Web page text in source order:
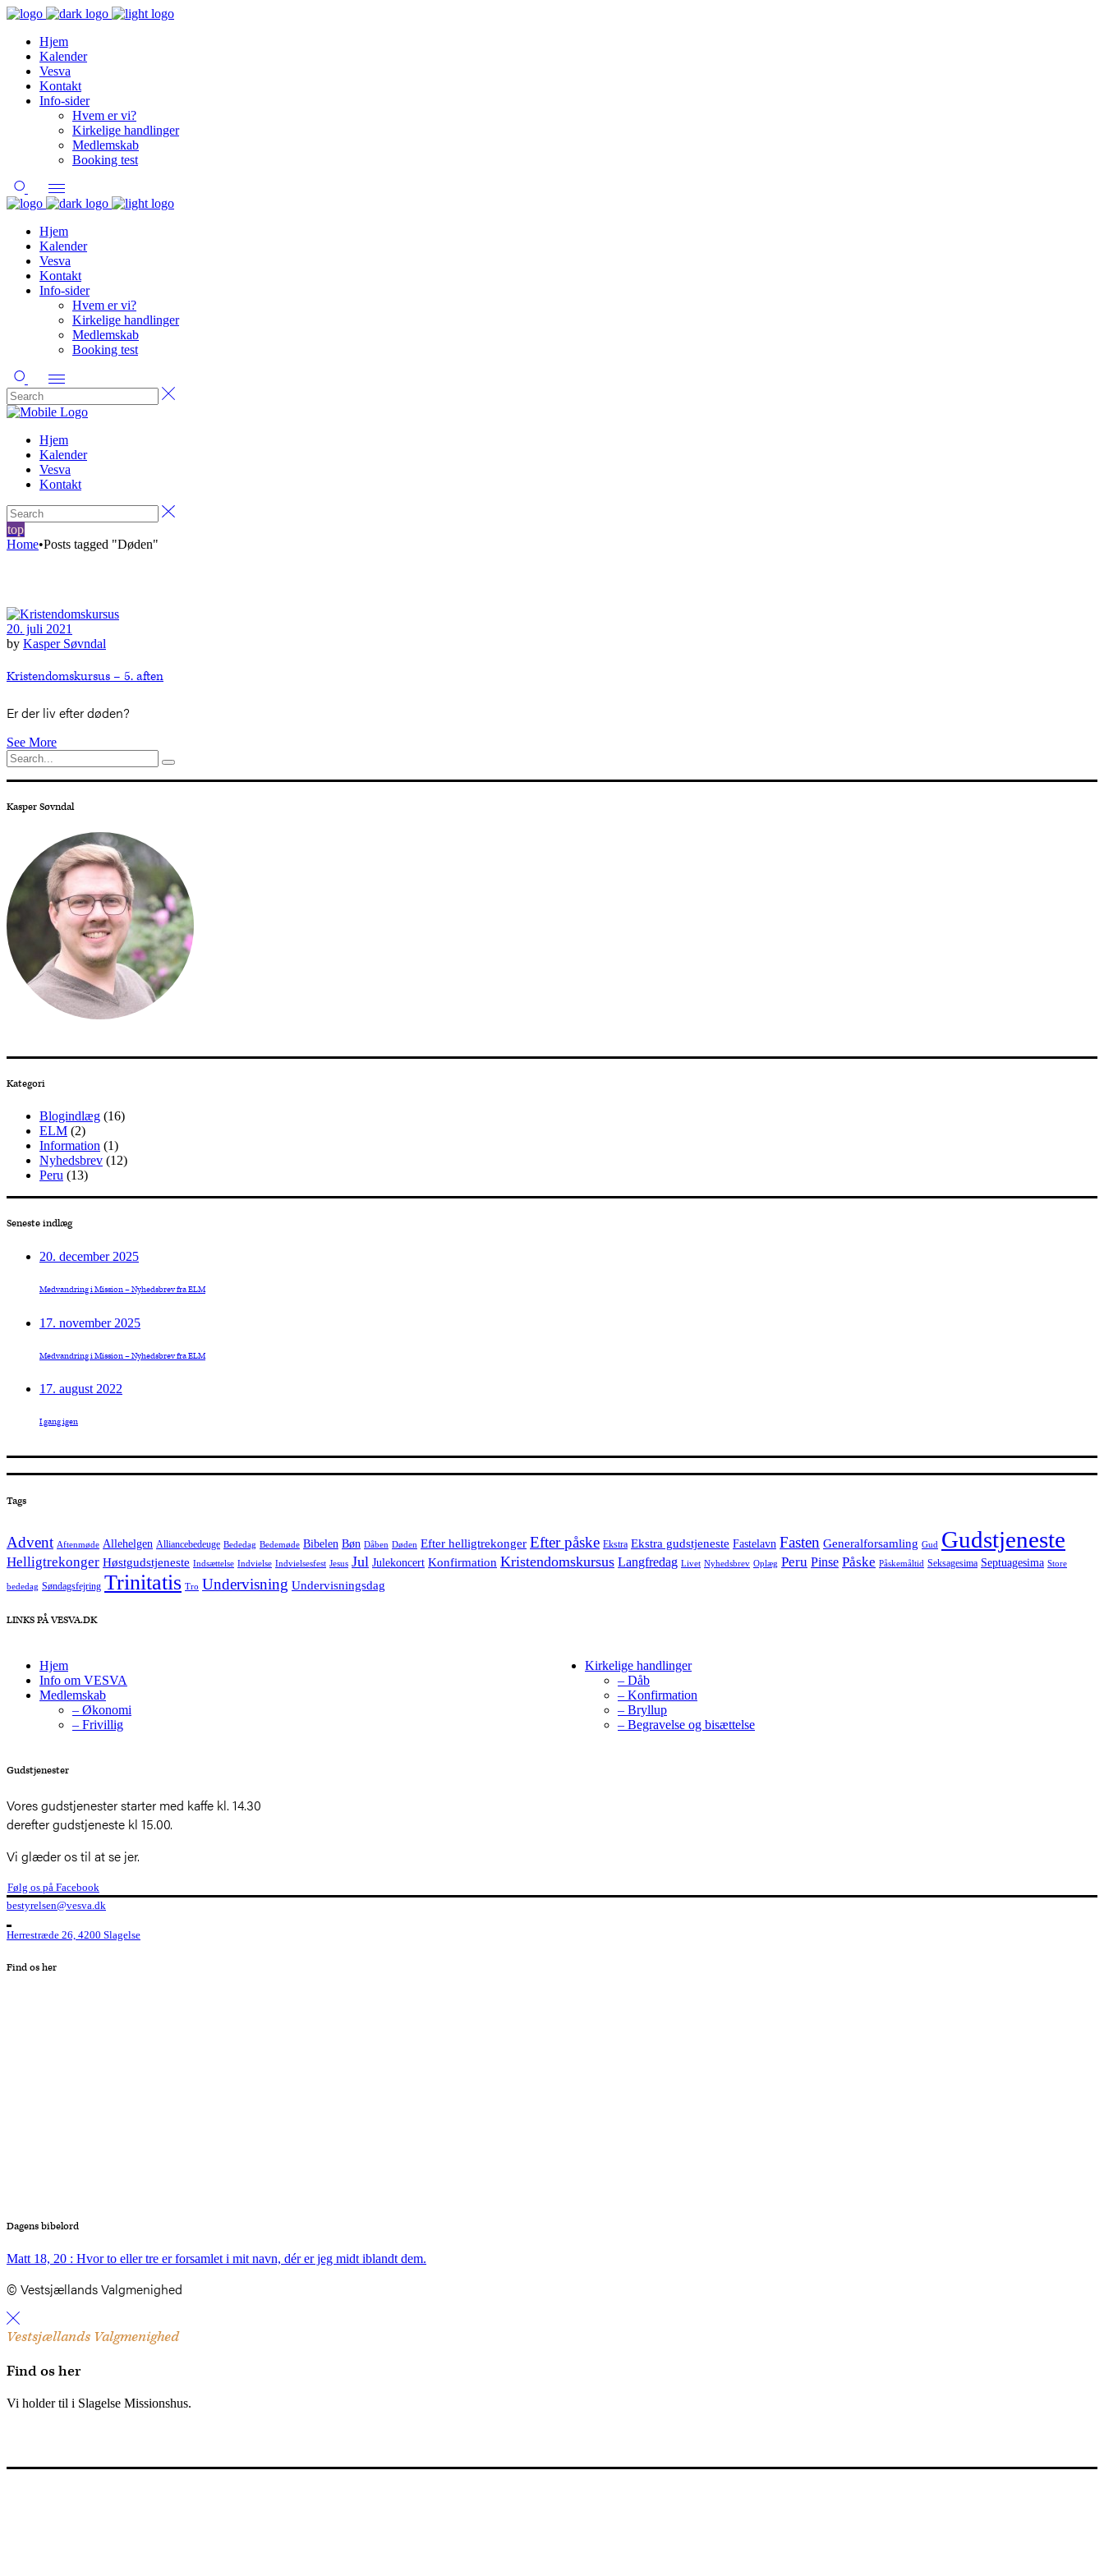
Hjem
Kalender
Vesva
Kontakt
Info-sider
Hvem er vi?
Kirkelige handlinger
Medlemskab
Booking test
Hjem
Kalender
Vesva
Kontakt
Info-sider
Hvem er vi?
Kirkelige handlinger
Medlemskab
Booking test
Hjem
Kalender
Vesva
Kontakt
top
Home•Posts tagged "Døden"
20. juli 2021
by Kasper Søvndal
Kristendomskursus – 5. aften
Er der liv efter døden?
See More
Search
for:
Kasper Søvndal
Kategori
Blogindlæg (16)
ELM (2)
Information (1)
Nyhedsbrev (12)
Peru (13)
Seneste indlæg
20. december 2025
Medvandring i Mission – Nyhedsbrev fra ELM
17. november 2025
Medvandring i Mission – Nyhedsbrev fra ELM
17. august 2022
I gang igen
Tags
Advent Aftenmøde Allehelgen Alliancebedeuge Bededag Bedemøde Bibelen Bøn Dåben Døden Efter helligtrekonger Efter påske Ekstra Ekstra gudstjeneste Fastelavn Fasten Generalforsamling Gud Gudstjeneste
Helligtrekonger Høstgudstjeneste Indsættelse Indvielse Indvielsesfest Jesus Jul Julekoncert Konfirmation Kristendomskursus Langfredag Livet Nyhedsbrev Oplæg Peru Pinse Påske Påskemåltid Seksagesima Septuagesima Store
bededag Søndagsfejring Trinitatis Tro Undervisning Undervisningsdag
LINKS PÅ VESVA.DK
Hjem
Info om VESVA
Medlemskab
– Økonomi
– Frivillig
Kirkelige handlinger
– Dåb
– Konfirmation
– Bryllup
– Begravelse og bisættelse
Gudstjenester
Vores gudstjenester starter med kaffe kl. 14.30
derefter gudstjeneste kl 15.00.
Vi glæder os til at se jer.
Følg os på Facebook
bestyrelsen@vesva.dk
Herrestræde 26, 4200 Slagelse
Find os her
Dagens bibelord
Matt 18, 20 : Hvor to eller tre er forsamlet i mit navn, dér er jeg midt iblandt dem.
© Vestsjællands Valgmenighed
Vestsjællands Valgmenighed
Find os her
Vi holder til i Slagelse Missionshus.